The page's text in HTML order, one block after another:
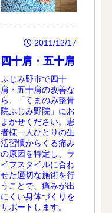
2011/12/17
四十肩・五十肩
ふじみ野市で四十
肩・五十肩の改善な
ら、「くまのみ整骨
院ふじみ野院」にお
まかせください。患
者様一人ひとりの生
活習慣からくる痛み
の原因を特定し、ラ
イフスタイルに合わ
せた適切な施術を行
うことで、痛みが出
にくい身体づくりを
サポートします。